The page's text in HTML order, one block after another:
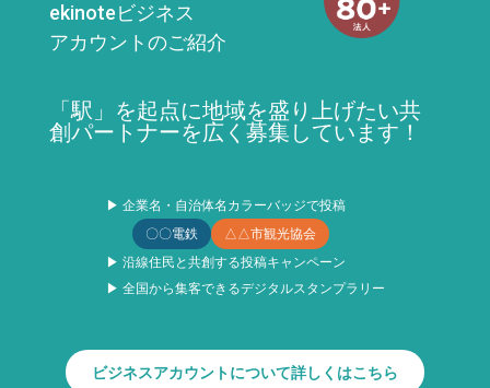
ekinoteビジネス
アカウントのご紹介
「駅」を起点に地域を盛り上げたい共
創パートナーを広く募集しています！
▶ 企業名・自治体名カラーバッジで投稿
〇〇電鉄
△△市観光協会
▶ 沿線住民と共創する投稿キャンペーン
▶ 全国から集客できるデジタルスタンプラリー
ビジネスアカウントについて詳しくはこちら